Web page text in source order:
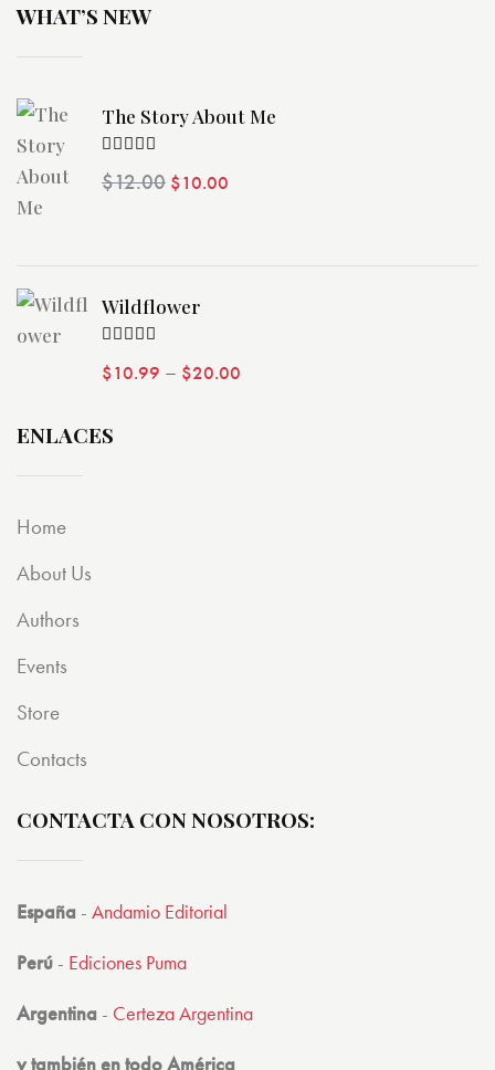
WHAT’S NEW
The Story About Me
Valorado
con4.00
$12.00 $10.00
Wildflower
con4.00
$10.99 – $20.00
ENLACES
Home
About Us
Authors
Events
Store
Contacts
CONTACTA CON NOSOTROS:
España - Andamio Editorial
Perú - Ediciones Puma
Argentina - Certeza Argentina
y también en todo América